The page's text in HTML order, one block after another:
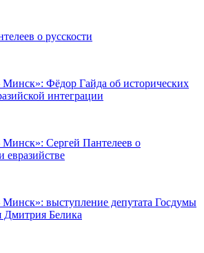
о русскости
Минск»: Фёдор Гайда об исторических
интеграции
Минск»: Сергей Пантелеев о
евразийстве
Минск»: выступление депутата Госдумы
Дмитрия Белика